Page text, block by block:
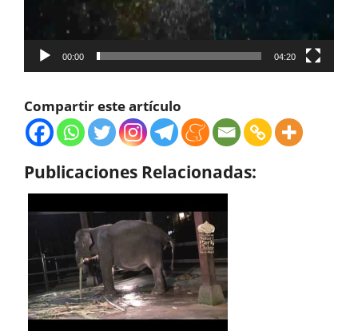
00:00 04:20
Compartir este artículo
Publicaciones Relacionadas: